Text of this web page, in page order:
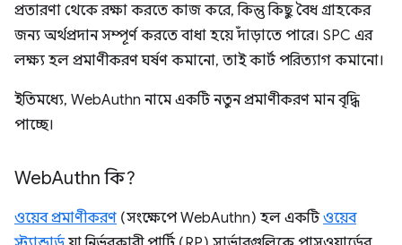
প্রতারণা থেকে রক্ষা করতে কাজ করে, কিন্তু কিছু বৈধ গ্রাহকের
জন্য অর্থপ্রদান সম্পূর্ণ করতে বাধা হয়ে দাঁড়াতে পারে। SPC এর
লক্ষ্য হল প্রমাণীকরণ ঘর্ষণ কমানো, তাই কার্ট পরিত্যাগ কমানো।
ইতিমধ্যে, WebAuthn নামে একটি নতুন প্রমাণীকরণ মান বৃদ্ধি
পাচ্ছে।
WebAuthn কি?
ওয়েব প্রমাণীকরণ (সংক্ষেপে WebAuthn) হল একটিওয়েব